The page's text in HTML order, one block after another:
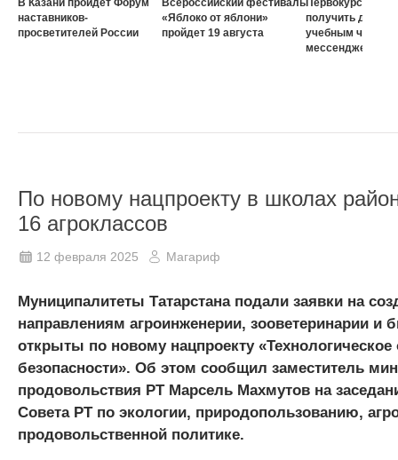
наставников-
просветителей России
«Яблоко от яблони»
пройдет 19 августа
получить доступ
учебным чатам
мессенджер MAX
По новому нацпроекту в школах
16 агроклассов
12 февраля 2025 Магариф
Муниципалитеты Татарстана подали заявки на
направлениям агроинженерии, зооветеринарии и
открыты по новому нацпроекту
безопасности». Об этом сообщил заместитель
продовольствия РТ Марсель Махмутов на
Совета РТ по экологии, природопользованию,
продовольственной политике.